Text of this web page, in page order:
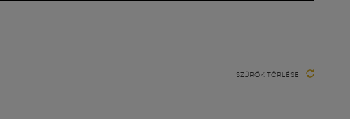
SZŰRŐK TÖRLÉSE